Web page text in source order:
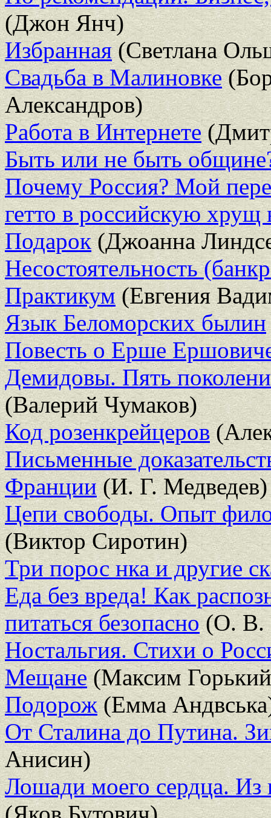
(Джон Янч)
Избранная(Светлана
Свадьба в Малиновке
Александров)
Работа в Интернете
Быть или не быть
Почему Россия? Мой
гетто в российскую хрущ
Подарок(Джоанна
Несостоятельность
Практикум(Евгения
Язык Беломорских былин
Повесть о Ерше
Демидовы. Пять
(Валерий Чумаков)
Код розенкрейцеров
Письменные
Франции(И. Г. Медведев)
Цепи свободы. Опыт
(Виктор Сиротин)
Три порос нка и другие
Еда без вреда! Как
питаться безопасно(О. В.
Ностальгия. Стихи о
Мещане(Максим
Подорож(Емма
От Сталина до Путина.
Анисин)
Лошади моего сердца. Из